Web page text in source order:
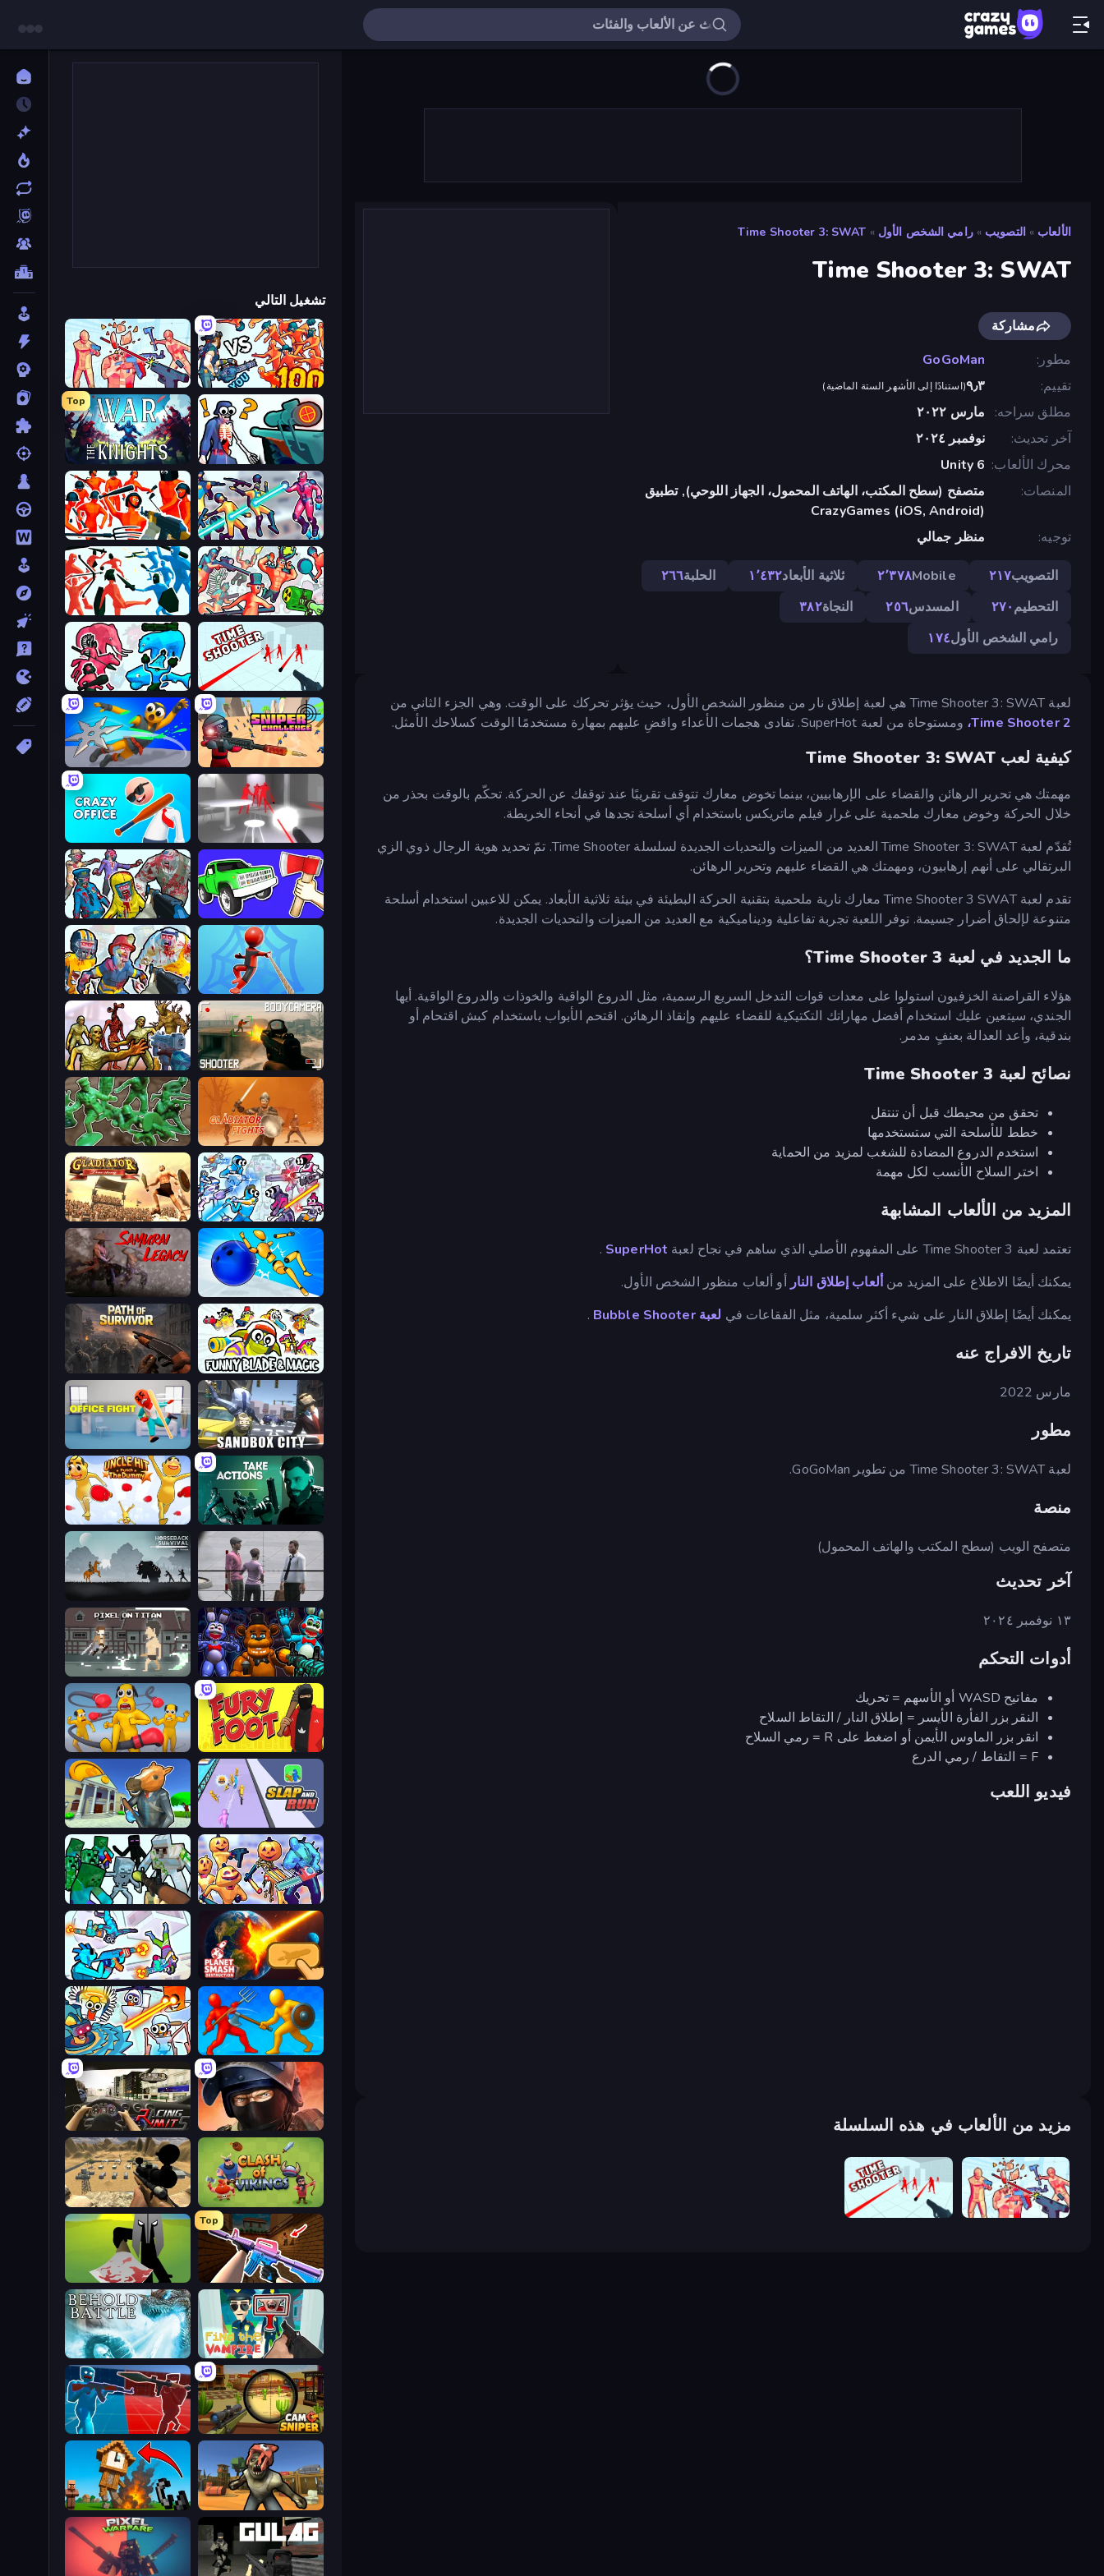
الألعاب » التصويب » رامي الشخص الأول »
Time Shooter 3: SWAT
Time Shooter 3: SWAT
مشاركة
مطور
GoGoMan
تقييم
٩٫٣(استنادًا إلى الأشهر الستة الماضية)
مطلق سراحه
مارس ٢٠٢٢
آخر تحديث
نوفمبر ٢٠٢٤
محرك الألعاب Unity 6
المنصات
متصفح (سطح المكتب، الهاتف المحمول، الجهاز اللوحي), تطبيق
CrazyGames (iOS, Android)
توجيه
منظر جمالي
التصويب٢١٧ Mobile٢٬٣٧٨ ثلاثية الأبعاد١٬٤٣٢ الحلبة٢٦٦
التحطيم٢٧٠ المسدس٢٥٦ النجاة٣٨٢
رامي الشخص الأول١٧٤
لعبة Time Shooter 3: SWAT هي لعبة إطلاق نار من منظور الشخص الأول، حيث يؤثر تحركك على الوقت. وهي الجزء الثاني من
Time Shooter 2، ومستوحاة من لعبة SuperHot. تفادى هجمات الأعداء واقضِ عليهم بمهارة مستخدمًا الوقت كسلاحك الأمثل.
كيفية لعب Time Shooter 3: SWAT
مهمتك هي تحرير الرهائن والقضاء على الإرهابيين، بينما تخوض معارك تتوقف تقريبًا عند توقفك عن الحركة. تحكّم بالوقت بحذر من
خلال الحركة وخوض معارك ملحمية على غرار فيلم ماتريكس باستخدام أي أسلحة تجدها في أنحاء الخريطة.
تُقدّم لعبة Time Shooter 3: SWAT العديد من الميزات والتحديات الجديدة لسلسلة Time Shooter. تمّ تحديد هوية الرجال ذوي الزي
البرتقالي على أنهم إرهابيون، ومهمتك هي القضاء عليهم وتحرير الرهائن.
تقدم لعبة Time Shooter 3 SWAT معارك نارية ملحمية بتقنية الحركة البطيئة في بيئة ثلاثية الأبعاد. يمكن للاعبين استخدام أسلحة
متنوعة لإلحاق أضرار جسيمة. توفر اللعبة تجربة تفاعلية وديناميكية مع العديد من الميزات والتحديات الجديدة.
ما الجديد في لعبة Time Shooter 3؟
هؤلاء القراصنة الخزفيون استولوا على معدات قوات التدخل السريع الرسمية، مثل الدروع الواقية والخوذات والدروع الواقية. أيها
الجندي، سيتعين عليك استخدام أفضل مهاراتك التكتيكية للقضاء عليهم وإنقاذ الرهائن. اقتحم الأبواب باستخدام كبش اقتحام أو
بندقية، وأعد العدالة بعنفٍ مدمر.
نصائح لعبة Time Shooter 3
تحقق من محيطك قبل أن تنتقل
خطط للأسلحة التي ستستخدمها
استخدم الدروع المضادة للشغب لمزيد من الحماية
اختر السلاح الأنسب لكل مهمة
المزيد من الألعاب المشابهة
تعتمد لعبة Time Shooter 3 على المفهوم الأصلي الذي ساهم في نجاح لعبة SuperHot
.
يمكنك أيضًا الاطلاع على المزيد منألعاب إطلاق النار أو ألعاب منظور الشخص الأول.
يمكنك أيضًا إطلاق النار على شيء أكثر سلمية، مثل الفقاعات في لعبة Bubble Shooter .
تاريخ الافراج عنه
مارس 2022
مطور
لعبة Time Shooter 3: SWAT من تطوير GoGoMan.
منصة
متصفح الويب (سطح المكتب والهاتف المحمول)
آخر تحديث
١٣ نوفمبر ٢٠٢٤
أدوات التحكم
مفاتيح WASD أو الأسهم = تحريك
النقر بزر الفأرة الأيسر = إطلاق النار / التقاط السلاح
انقر بزر الماوس الأيمن أو اضغط على R = رمي السلاح
F = التقاط / رمي الدرع
فيديو اللعب
مزيد من الألعاب في هذه السلسلة
Time Shooter 2
Time Shooter
تشغيل التالي
Horde Killer: You vs 100
Time Shooter 2
Sniper Shot: Bullet Time
Top
War the Knights
Hero 3: Flying Robot
Funny Shooter - Destroy All
Funny Shooter 2
Funny Battle Simulator
Time Shooter
Funny Battle Simulator 2
Sniper Challenge
Ninja Swipe Strike
SuperHot
Smash the Car to Pieces!
Zombies Shooter
Web Master
Zombies Shooter: Part 2
BodyCamera Shooter
Monster Shooter Apocalypse
Gladiator Fights
Soldiers - Capture and Control!
Space Wars Battleground
Gladiator: True Story
Playground Man! Ragdoll Show!
Samurai Legacy
Funny Blade & Magic
Path of Survivor
Sandbox City
Office Fight
Take Actions
Uncle Hit: Punch the Dummy
Sniper Assassin - Government Agent
Horseback Survival
FNaF Shooter
Pixel on Titan: AoT
Fury Foot
Annoying Uncle Punch Game
Slap and Run
Bank Robbery 3
Halloween Chainsaw Massacre
Mine Shooter: Save Your World
Planet Smash Destruction
Gravity Arena Shooter
Epic Sword Battle! Fight in Arena
Toilets Worms Shooter
Bullet Force
Racing Limits
Clash of Vikings
Ghost Sniper
Top
KS Z
Kill The Spartan
Find the Vampire
Behold Battle
Camo Sniper
Battle of the Soldiers: Red vs Blue
Zombie Arena
Noob Fuse